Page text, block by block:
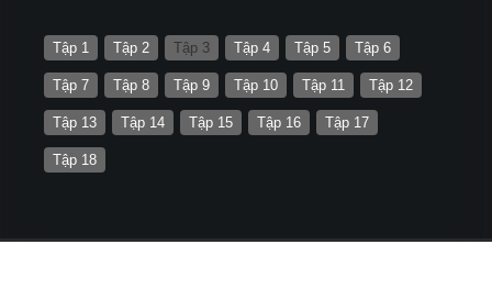
Tập 1 Tập 2 Tập 3 Tập 4 Tập 5 Tập 6
Tập 7 Tập 8 Tập 9 Tập 10 Tập 11 Tập 12
Tập 13 Tập 14 Tập 15 Tập 16 Tập 17
Tập 18